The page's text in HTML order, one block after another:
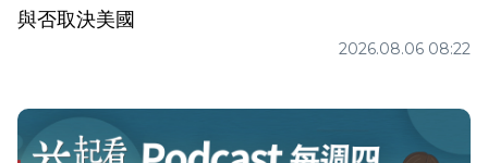
與否取決美國
2026.08.06 08:22